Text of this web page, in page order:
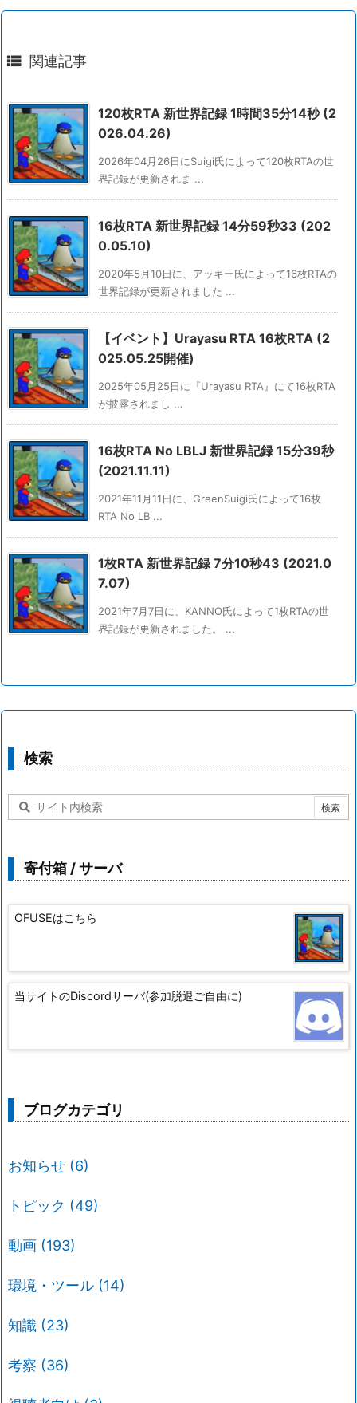
 関連記事
120枚RTA 新世界記録 1時間35分14秒 (2
026.04.26)
2026年04月26日にSuigi氏によって120枚RTAの世
界記録が更新されま ...
16枚RTA 新世界記録 14分59秒33 (202
0.05.10)
2020年5月10日に、アッキー氏によって16枚RTAの
世界記録が更新されました ...
【イベント】Urayasu RTA 16枚RTA (2
025.05.25開催)
2025年05月25日に『Urayasu RTA』にて16枚RTA
が披露されまし ...
16枚RTA No LBLJ 新世界記録 15分39秒
(2021.11.11)
2021年11月11日に、GreenSuigi氏によって16枚
RTA No LB ...
1枚RTA 新世界記録 7分10秒43 (2021.0
7.07)
2021年7月7日に、KANNO氏によって1枚RTAの世
界記録が更新されました。 ...
検索
寄付箱 / サーバ
OFUSEはこちら
当サイトのDiscordサーバ(参加脱退ご自由に)
ブログカテゴリ
お知らせ (6)
トピック (49)
動画 (193)
環境・ツール (14)
知識 (23)
考察 (36)